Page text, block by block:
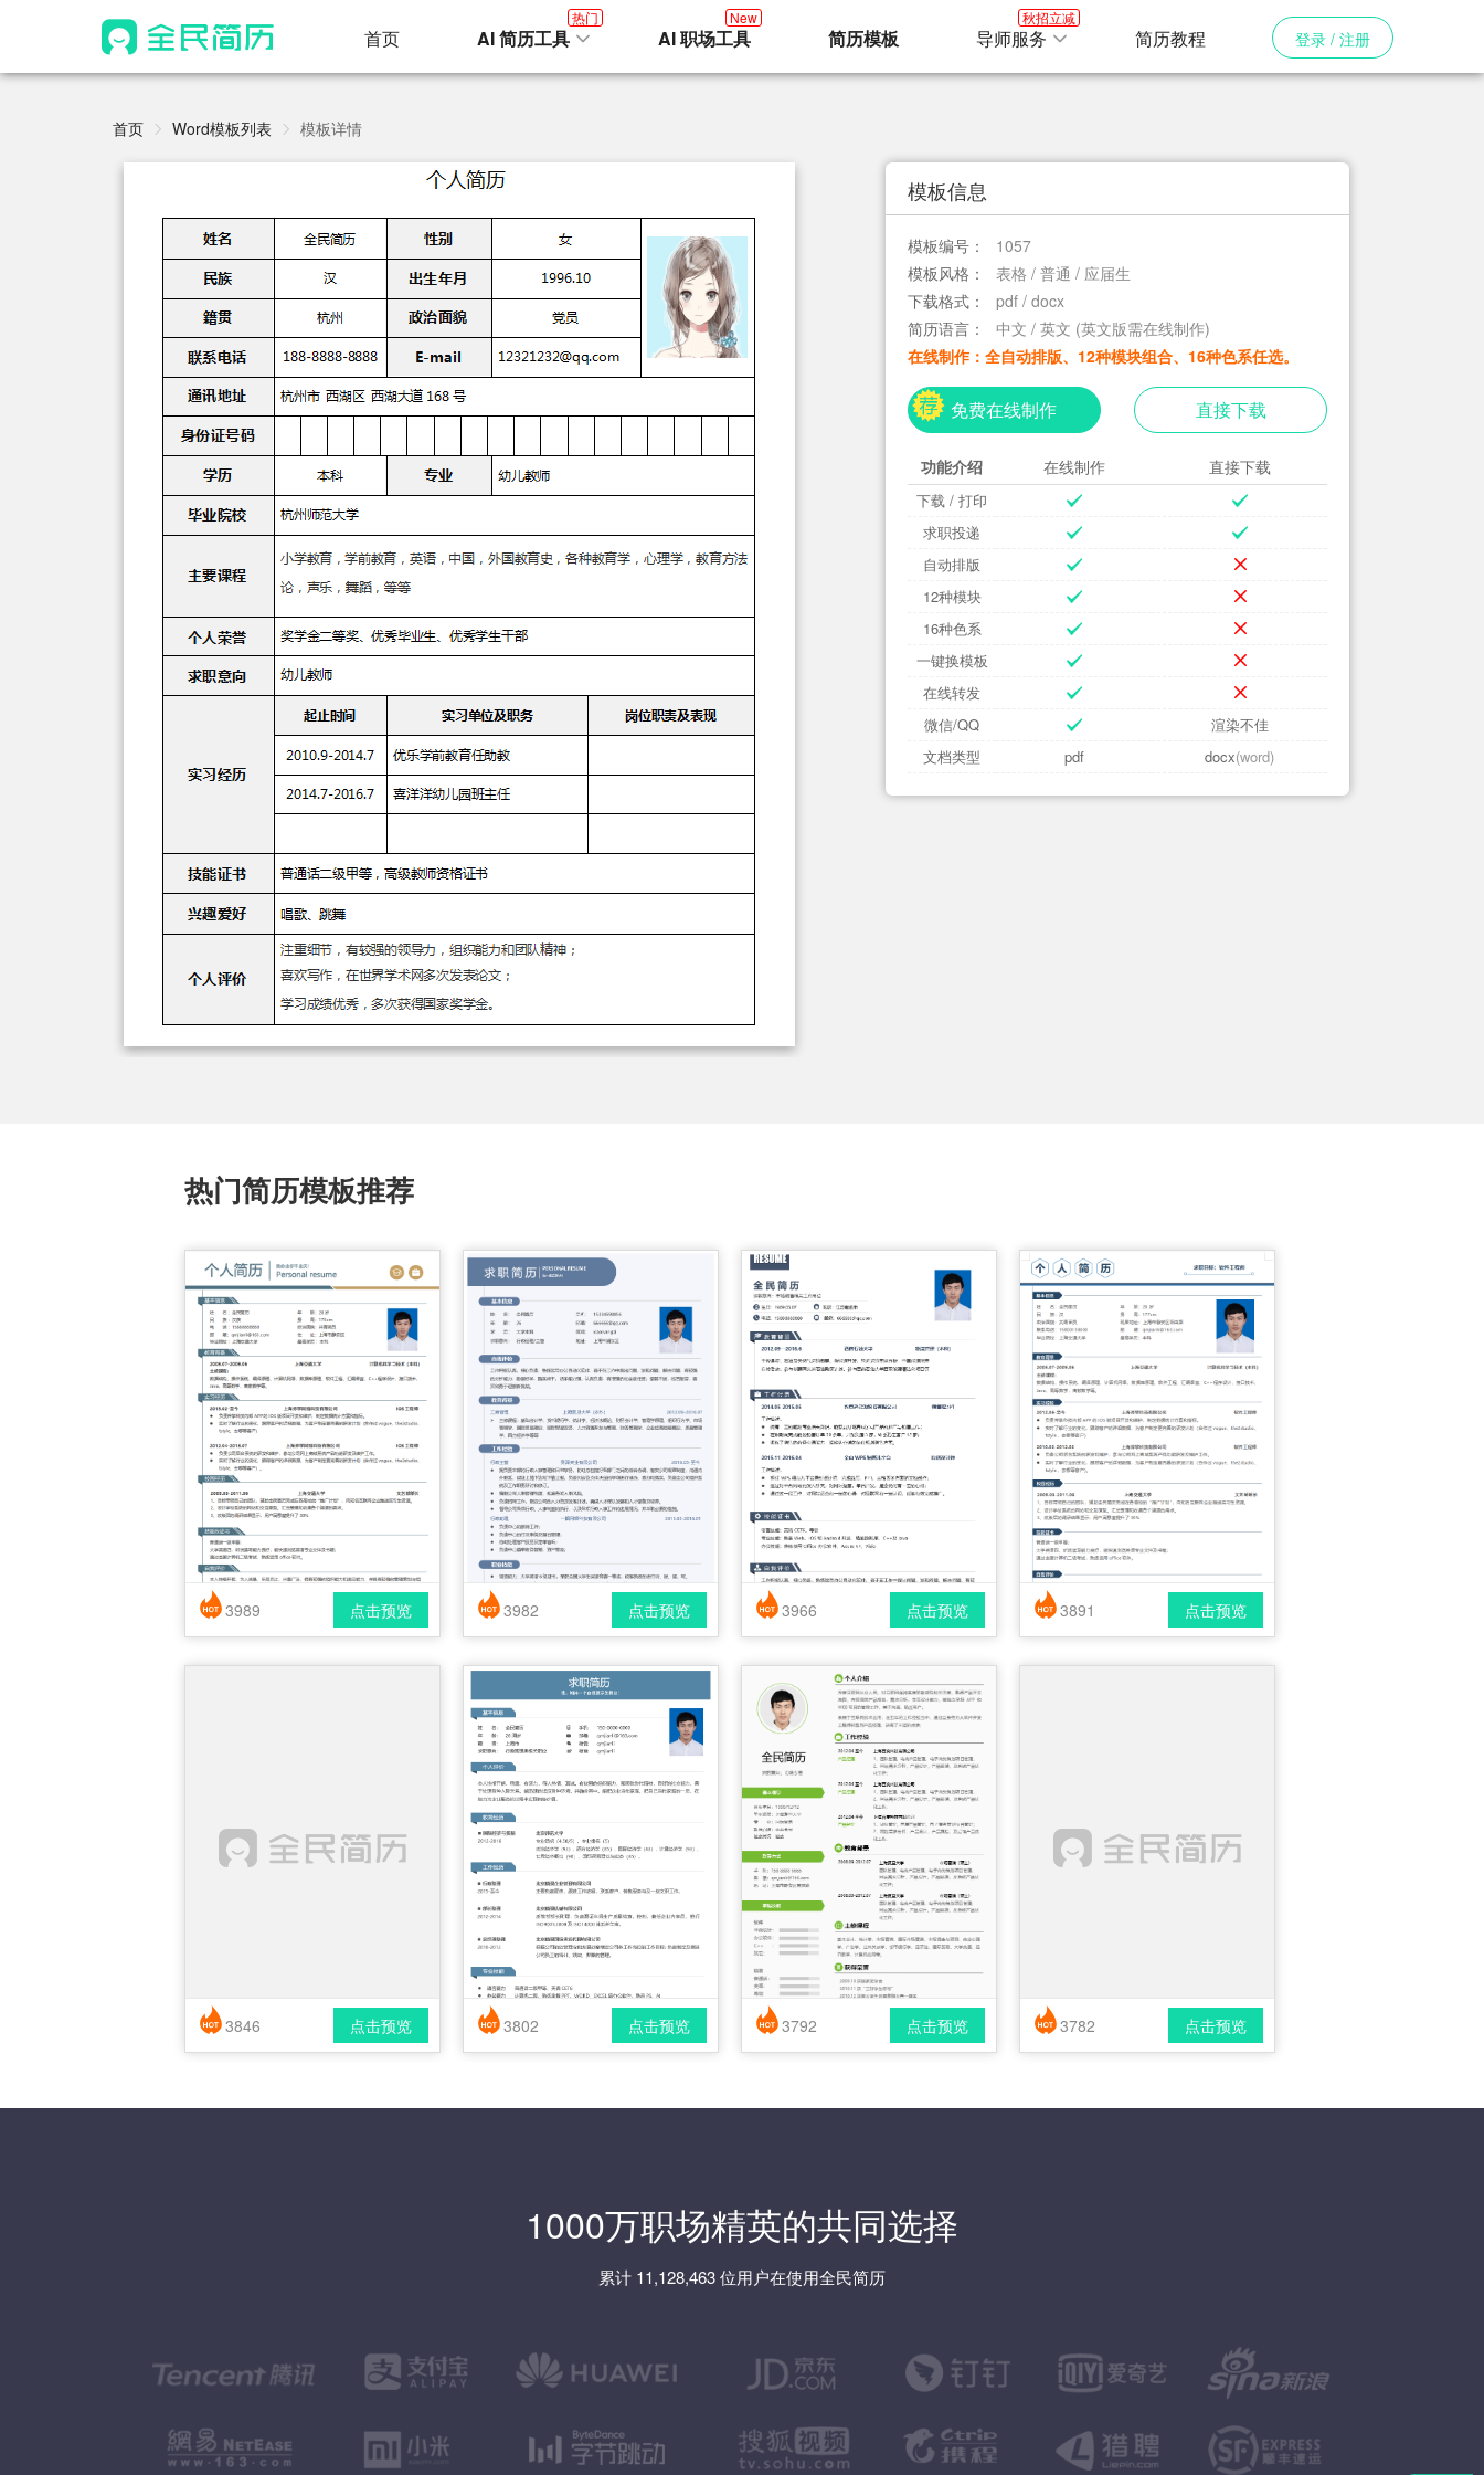
首页 AI 简历工具
热门
AI 职场工具
New
简历模板 导师服务
秋招立减
简历教程 登录 / 注册
首页 Word模板列表 模板详情
模板信息
模板编号：
1057
模板风格：
表格 / 普通 / 应届生
下载格式：
pdf / docx
简历语言：
中文 / 英文 (英文版需在线制作)
在线制作：全自动排版、12种模块组合、16种色系任选。
免费在线制作 直接下载
功能介绍 在线制作 直接下载
下载 / 打印
求职投递
自动排版
12种模块
16种色系
一键换模板
在线转发
微信/QQ
渲染不佳
文档类型
pdf docx(word)
热门简历模板推荐
简历风格： 时尚 / 简洁 / 应届生
点击预览
3989
简历风格： 时尚 / 简洁 / 应届生
点击预览
3982
简历风格： 时尚 / 简洁 / 应届生
点击预览
3966
简历风格： 简洁 / 时尚 / 应届生
点击预览
3891
简历风格： 时尚 / 简洁 / 应届生
点击预览
3846
简历风格： 时尚 / 简洁 / 应届生
点击预览
3802
简历风格： 时尚 / 简洁 / 应届生
点击预览
3792
简历风格： 时尚 / 简洁 / 应届生
点击预览
3782
1000万职场精英的共同选择
累计 11,128,463 位用户在使用全民简历